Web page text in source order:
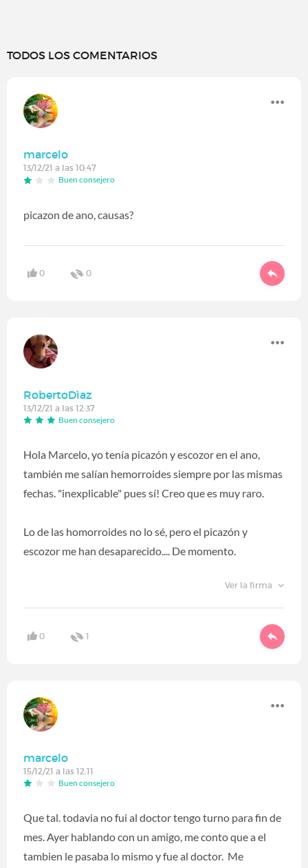
TODOS LOS COMENTARIOS
marcelo
13/12/21 a las 10:47
Buen consejero
picazon de ano, causas?
0 0
RobertoDìaz
13/12/21 a las 12:37
Buen consejero
Hola Marcelo, yo tenía picazón y escozor en el ano,
también me salían hemorroides siempre por las mismas
fechas. "inexplicable" pues sí! Creo que es muy raro.
Lo de las homorroides no lo sé, pero el picazón y
escozor me han desaparecido.... De momento.
Ver la firma
0 1
marcelo
15/12/21 a las 12:11
Buen consejero
Que tal. todavia no fui al doctor tengo turno para fin de
mes. Ayer hablando con un amigo, me conto que a el
tambien le pasaba lo mismo y fue al doctor. Me